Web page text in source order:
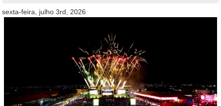
sexta-feira, julho 3rd, 2026